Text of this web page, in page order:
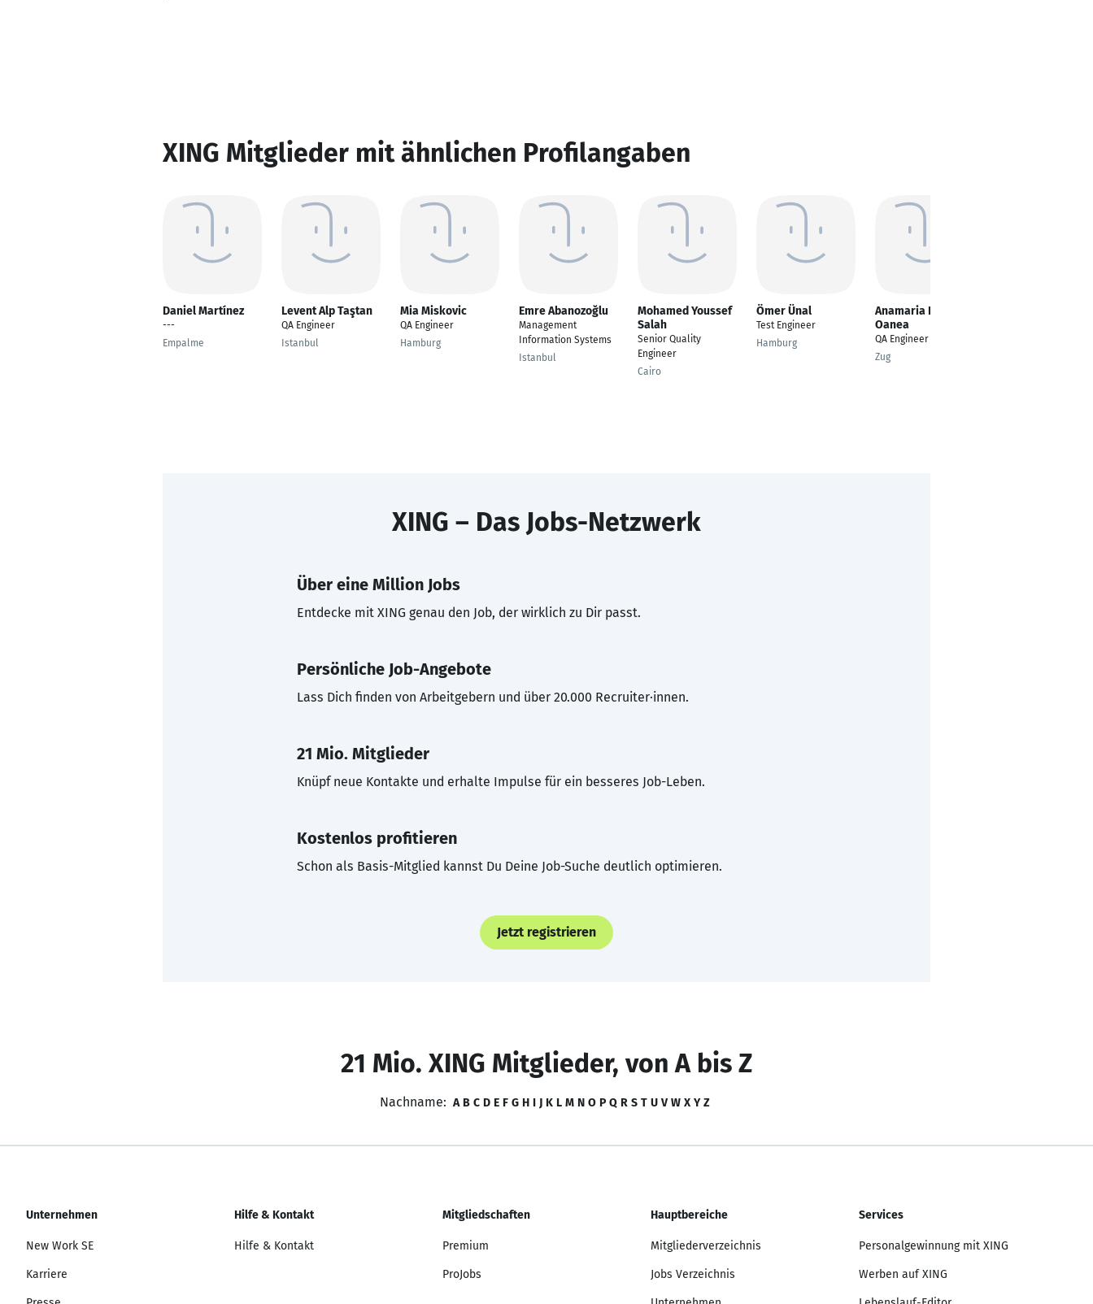
XING Mitglieder mit ähnlichen Profilangaben
Daniel Martínez
---
Empalme
Levent Alp Taştan
QA Engineer
Istanbul
Mia Miskovic
QA Engineer
Hamburg
Emre Abanozoğlu
Management
Information Systems
Istanbul
Mohamed Youssef
Salah
Senior Quality
Engineer
Cairo
Ömer Ünal
Test Engineer
Hamburg
Anamaria Ramona
Oanea
QA Engineer
Zug
XING – Das Jobs-Netzwerk
Über eine Million Jobs
Entdecke mit XING genau den Job, der wirklich zu Dir passt.
Persönliche Job-Angebote
Lass Dich finden von Arbeitgebern und über 20.000 Recruiter·innen.
21 Mio. Mitglieder
Knüpf neue Kontakte und erhalte Impulse für ein besseres Job-Leben.
Kostenlos profitieren
Schon als Basis-Mitglied kannst Du Deine Job-Suche deutlich optimieren.
Jetzt registrieren
21 Mio. XING Mitglieder, von A bis Z
Nachname: A B C D E F G H I J K L M N O P Q R S T U V W X Y Z
Unternehmen
New Work SE
Karriere
Hilfe & Kontakt
Hilfe & Kontakt
Mitgliedschaften
Premium
ProJobs
Hauptbereiche
Mitgliederverzeichnis
Jobs Verzeichnis
Services
Personalgewinnung mit XING
Werben auf XING